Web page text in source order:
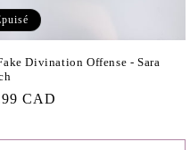
Divination Offense - Sara
CAD